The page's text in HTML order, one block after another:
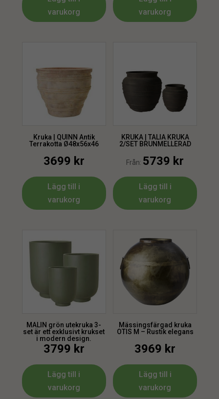
varukorg
varukorg
Kruka | QUINN Antik
Terrakotta Ø48x56x46
3699 kr
Lägg till i
varukorg
KRUKA | TALIA KRUKA
2/SET BRUNMELLERAD
Från: 5739 kr
Lägg till i
varukorg
MALIN grön utekruka 3-
set är ett exklusivt krukset
i modern design.
3799 kr
Lägg till i
varukorg
Mässingsfärgad kruka
OTIS M – Rustik elegans
3969 kr
Lägg till i
varukorg